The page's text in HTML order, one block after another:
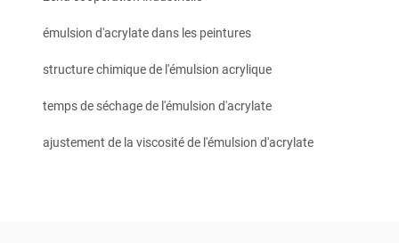
émulsion d'acrylate dans les peintures
structure chimique de l'émulsion acrylique
temps de séchage de l'émulsion d'acrylate
ajustement de la viscosité de l'émulsion d'acrylate